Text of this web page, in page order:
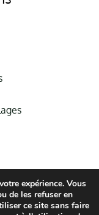
expérience. Vous
de les refuser en
ce site sans faire